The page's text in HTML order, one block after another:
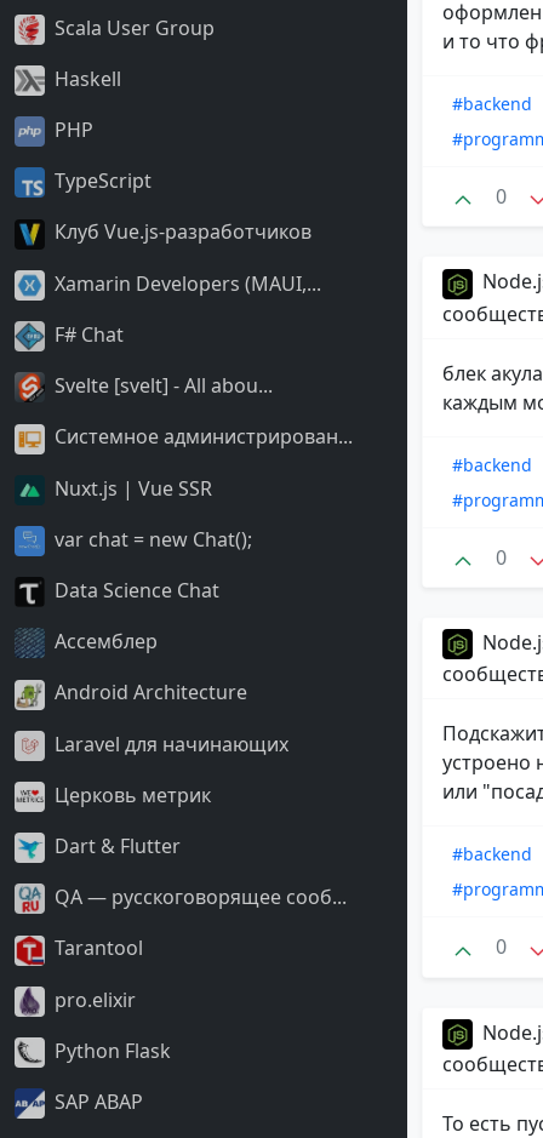
Scala User Group
Haskell
PHP
TypeScript
Клуб Vue.js-разработчиков
Xamarin Developers (MAUI,...
F# Chat
Svelte [svelt] - All abou...
Системное администрирован...
Nuxt.js | Vue SSR
var chat = new Chat();
Data Science Chat
Ассемблер
Android Architecture
Laravel для начинающих
Церковь метрик
Dart & Flutter
QA — русскоговорящее сооб...
Tarantool
pro.elixir
Python Flask
SAP ABAP
и то что
#backend
0
блек
каждым
#backend
0
устроено
или
#backend
0
То есть